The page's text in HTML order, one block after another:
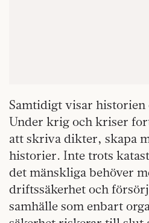
Samtidigt visar historien
Under krig och kriser
att skriva dikter, skapa
historier. Inte trots
det mänskliga behöver
driftssäkerhet och
samhälle som enbart